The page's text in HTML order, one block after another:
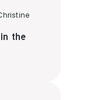
the